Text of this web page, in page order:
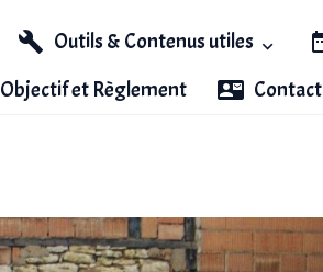
Outils & Contenus utiles
Objectif et Règlement
Contact